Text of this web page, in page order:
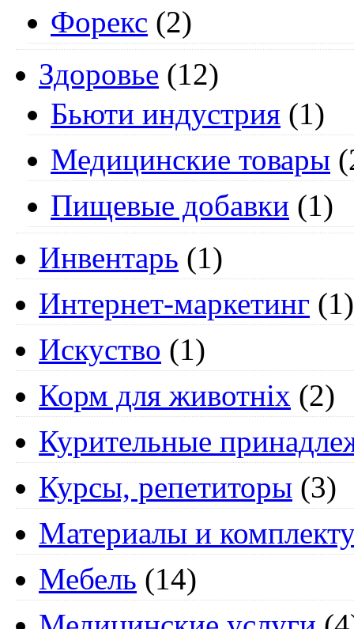
Форекс (2)
Здоровье (12)
Бьюти индустрия (1)
Медицинские товары
Пищевые добавки (1)
Инвентарь (1)
Интернет-маркетинг (1)
Искуство (1)
Корм для животніх (2)
Курительные
Курсы, репетиторы (3)
Материалы и
Мебель (14)